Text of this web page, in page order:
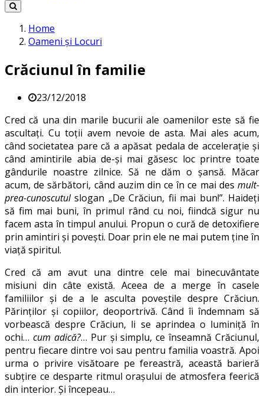
Home
Oameni și Locuri
Crăciunul în familie
23/12/2018
Cred că una din marile bucurii ale oamenilor este să fie
ascultați. Cu toții avem nevoie de asta. Mai ales acum,
când societatea pare că a apăsat pedala de accelerație și
când amintirile abia de-și mai găsesc loc printre toate
gândurile noastre zilnice. Să ne dăm o șansă. Măcar
acum, de sărbători, când auzim din ce în ce mai des mult-
prea-cunoscutulslogan „De Crăciun, fii mai bun!”. Haideți
să fim mai buni, în primul rând cu noi, fiindcă sigur nu
facem asta în timpul anului. Propun o cură de detoxifiere
prin amintiri și povești. Doar prin ele ne mai putem ține în
viață spiritul.
Cred că am avut una dintre cele mai binecuvântate
misiuni din câte există. Aceea de a merge în casele
familiilor și de a le asculta poveștile despre Crăciun.
Părinților și copiilor, deoportrivă. Când îi îndemnam să
vorbească despre Crăciun, li se aprindea o luminiță în
ochi… cum adică?… Pur și simplu, ce înseamnă Crăciunul,
pentru fiecare dintre voi sau pentru familia voastră. Apoi
urma o privire visătoare pe fereastră, această barieră
subțire ce desparte ritmul orașului de atmosfera feerică
din interior. Și începeau…